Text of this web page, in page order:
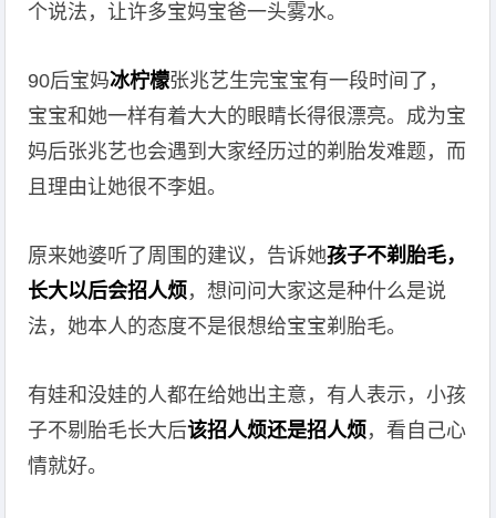
个说法，让许多宝妈宝爸一头雾水。
90后宝妈冰柠檬张兆艺生完宝宝有一段时间了，
宝宝和她一样有着大大的眼睛长得很漂亮。成为宝
妈后张兆艺也会遇到大家经历过的剃胎发难题，而
且理由让她很不李姐。
原来她婆听了周围的建议，告诉她孩子不剃胎毛，
长大以后会招人烦，想问问大家这是种什么是说
法，她本人的态度不是很想给宝宝剃胎毛。
有娃和没娃的人都在给她出主意，有人表示，小孩
子不剔胎毛长大后该招人烦还是招人烦，看自己心
情就好。